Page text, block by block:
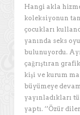
Hangi akla
koleksiyonun
çocukları
yanında seks
bulunuyordu.
çağrıştıran
kişi ve kurum
büyümeye
yayınladıkları
yaptı. ‘’Özür